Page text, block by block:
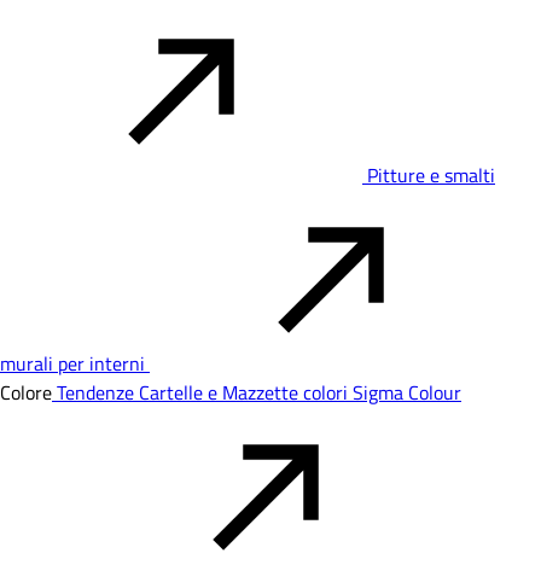
Pitture e smalti
murali per interni
ColoreTendenze Cartelle e Mazzette colori Sigma Colour